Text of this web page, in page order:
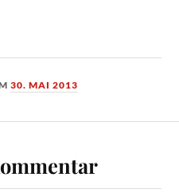
30. MAI 2013